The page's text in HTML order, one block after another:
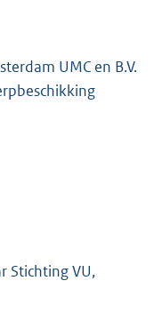
UMC en B.V.
Stichting VU,